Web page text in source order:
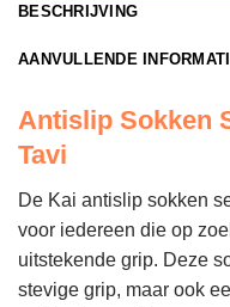
BESCHRIJVING
AANVULLENDE
Antislip Sokken
Tavi
De Kai antislip sokken
voor iedereen die op
uitstekende grip. Deze
stevige grip, maar ook